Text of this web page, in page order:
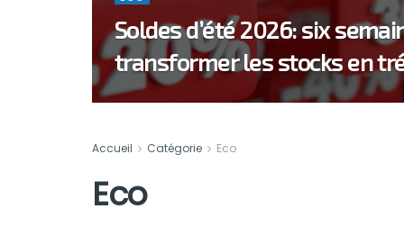
Soldes d’été 2026: six
transformer les stocks en
Accueil Catégorie Eco
Eco